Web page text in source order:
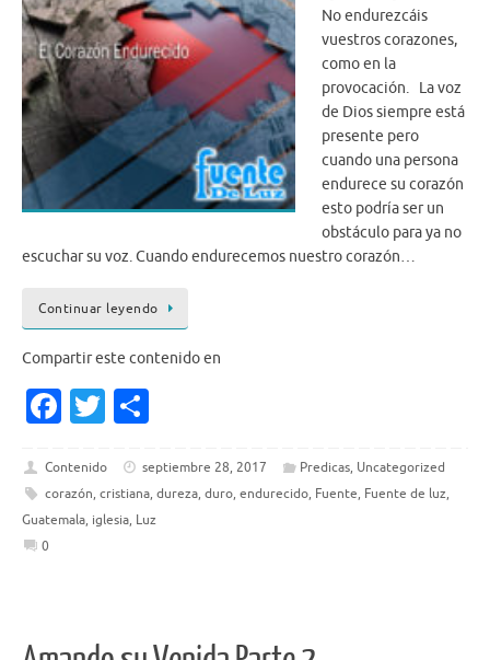
No endurezcáis
vuestros corazones,
como en la
provocación. La voz
de Dios siempre está
presente pero
cuando una persona
endurece su corazón
esto podría ser un
obstáculo para ya no
escuchar su voz. Cuando endurecemos nuestro corazón…
Continuar leyendo
Compartir este contenido en
Fa
e
b
T
it
te
ar
e
Contenido septiembre 28, 2017 Predicas, Uncategorized
corazón, cristiana, dureza, duro, endurecido, Fuente, Fuente de luz,
Guatemala, iglesia, Luz
0